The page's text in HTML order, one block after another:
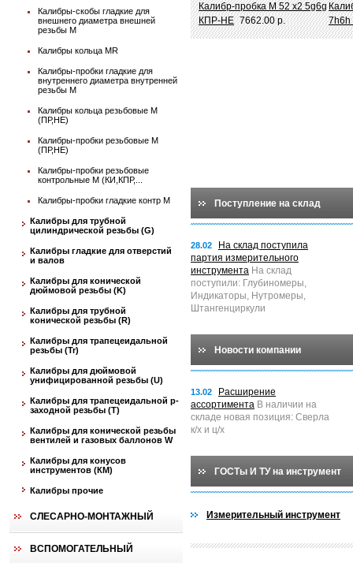
Калибры-скобы гладкие для
внешнего диаметра внешней
резьбы М
Калибры кольца MR
Калибры-пробки гладкие для
внутреннего диаметра внутренней
резьбы М
Калибры кольца резьбовые М
(ПР,НЕ)
Калибры-пробки резьбовые М
(ПР,НЕ)
Калибры-пробки резьбовые
контрольные М (КИ,КПР,...
Калибры-пробки гладкие контр М
Калибры для трубной
цилиндрической резьбы (G)
Калибры гладкие для отверстий
и валов
Калибры для конической
дюймовой резьбы (K)
Калибры для трубной
конической резьбы (R)
Калибры для трапецеидальной
резьбы (Tr)
Калибры для дюймовой
унифицированной резьбы (U)
Калибры для трапецеидальной p-
заходной резьбы (T)
Калибры для конической резьбы
вентилей и газовых баллонов W
Калибры для конусов
инструментов (КМ)
Калибры прочие
СЛЕСАРНО-МОНТАЖНЫЙ
ВСПОМОГАТЕЛЬНЫЙ
Калибр-пробка М 52 х2 5g6g
КПР-НЕ 7662.00 р.
7h6h
Поступление на склад
28.02
На склад поступила
партия измерительного
инструмента На склад
поступили: Глубиномеры,
Индикаторы, Нутромеры,
Штангенциркули
Новости компании
13.02
Расширение
ассортимента В наличии на
складе новая позиция: Сверла
к/х и ц/х
ГОСТы И ТУ на инструмент
Измерительный инструмент